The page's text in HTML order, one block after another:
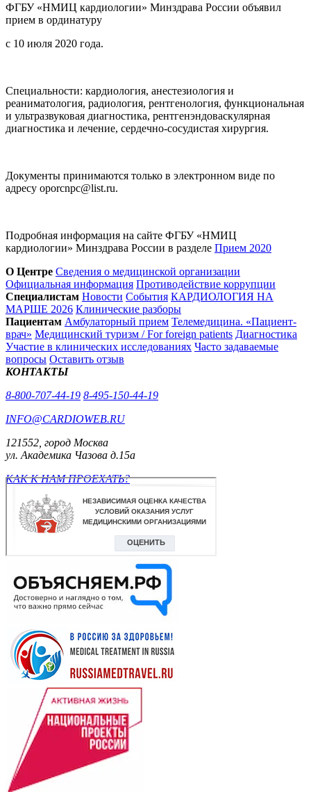
ФГБУ «НМИЦ кардиологии» Минздрава России объявил
прием в ординатуру
с 10 июля 2020 года.
Специальности: кардиология, анестезиология и
реаниматология, радиология, рентгенология, функциональная
и ультразвуковая диагностика, рентгенэндоваскулярная
диагностика и лечение, сердечно-сосудистая хирургия.
Документы принимаются только в электронном виде по
адресу oporcnpc@list.ru.
Подробная информация на сайте ФГБУ «НМИЦ
кардиологии» Минздрава России в разделе Прием 2020
О Центре Сведения о медицинской организации
Официальная информация Противодействие коррупции
Специалистам Новости События КАРДИОЛОГИЯ НА
МАРШЕ 2026 Клинические разборы
Пациентам Амбулаторный прием Телемедицина. «Пациент-
врач» Медицинский туризм / For foreign patients Диагностика
Участие в клинических исследованиях Часто задаваемые
вопросы Оставить отзыв
КОНТАКТЫ
8-800-707-44-19 8-495-150-44-19
INFO@CARDIOWEB.RU
121552, город Москва
ул. Академика Чазова д.15а
КАК К НАМ ПРОЕХАТЬ?